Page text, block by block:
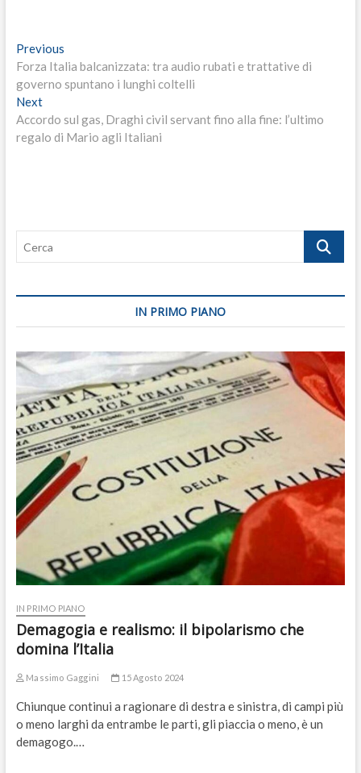
Navigazione
articoli
PreviousPrevious
post:
Forza Italia balcanizzata: tra audio rubati e trattative di
governo spuntano i lunghi coltelli
NextNext
post:
Accordo sul gas, Draghi civil servant fino alla fine: l’ultimo
regalo di Mario agli Italiani
Cerca
IN PRIMO PIANO
IN PRIMO PIANO
Demagogia e realismo: il bipolarismo che
domina l’Italia
Massimo Gaggini 15 Agosto 2024
Chiunque continui a ragionare di destra e sinistra, di campi più
o meno larghi da entrambe le parti, gli piaccia o meno, è un
demagogo.…